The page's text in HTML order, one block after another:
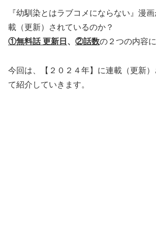
『幼馴染とはラブコメにならない』漫
載（更新）されているのか？
①無料話 更新日 、 ②話数の２つの内容
今回は、【２０２４年】に連載（更新
て紹介していきます。